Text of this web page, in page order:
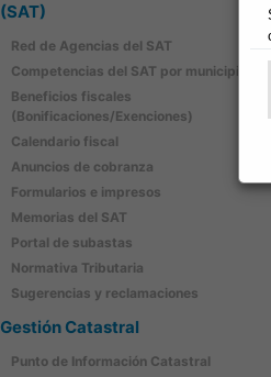
(SAT)
Red de Agencias del SAT
Competencias del SAT por municipios
Beneficios fiscales
(Bonificaciones/Exenciones)
Calendario fiscal
Anuncios de cobranza
Formularios e impresos
Memorias del SAT
Portal de subastas
Normativa Tributaria
Sugerencias y reclamaciones
Gestión Catastral
Punto de Información Catastral